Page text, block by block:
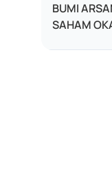
BUMI
SAHAM